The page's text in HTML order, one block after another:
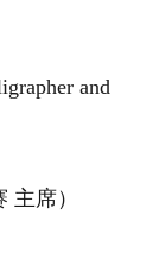
and
席）